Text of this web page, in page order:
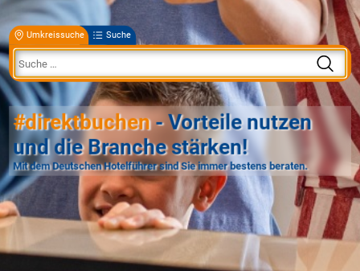
Umkreissuche Suche
#direktbuchen- Vorteile nutzen
und die Branche stärken!
Mit dem Deutschen Hotelführer sind Sie immer bestens beraten.